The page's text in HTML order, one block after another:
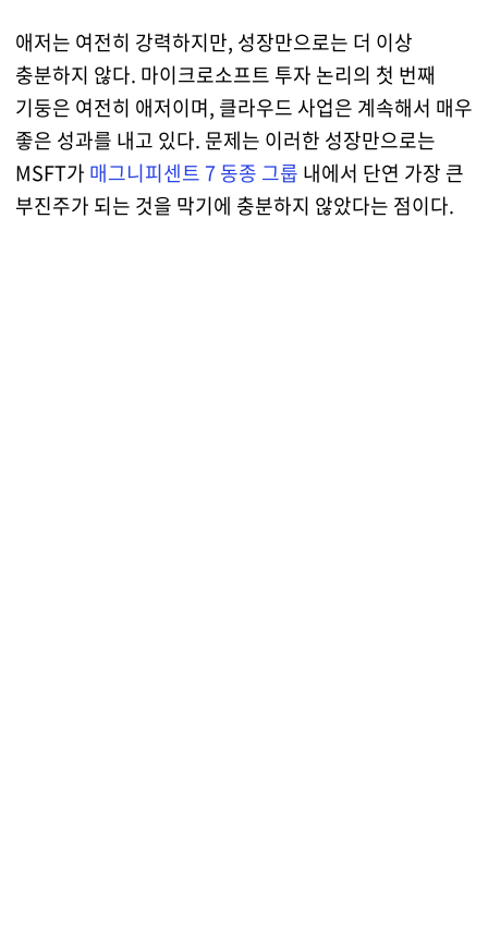
애저는 여전히 강력하지만, 성장만으로는 더 이상
충분하지 않다. 마이크로소프트 투자 논리의 첫 번째
기둥은 여전히 애저이며, 클라우드 사업은 계속해서 매우
좋은 성과를 내고 있다. 문제는 이러한 성장만으로는
MSFT가 매그니피센트 7 동종 그룹 내에서 단연 가장 큰
부진주가 되는 것을 막기에 충분하지 않았다는 점이다.